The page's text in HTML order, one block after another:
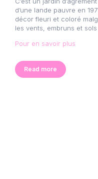
d’une lande pauvre en
décor fleuri et coloré
les vents, embruns et
Pour en savoir plus
Read more